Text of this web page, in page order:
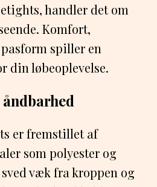
handler det om
Komfort,
spiller en
din løbeoplevelse.
er fremstillet af
som polyester og
væk fra kroppen og